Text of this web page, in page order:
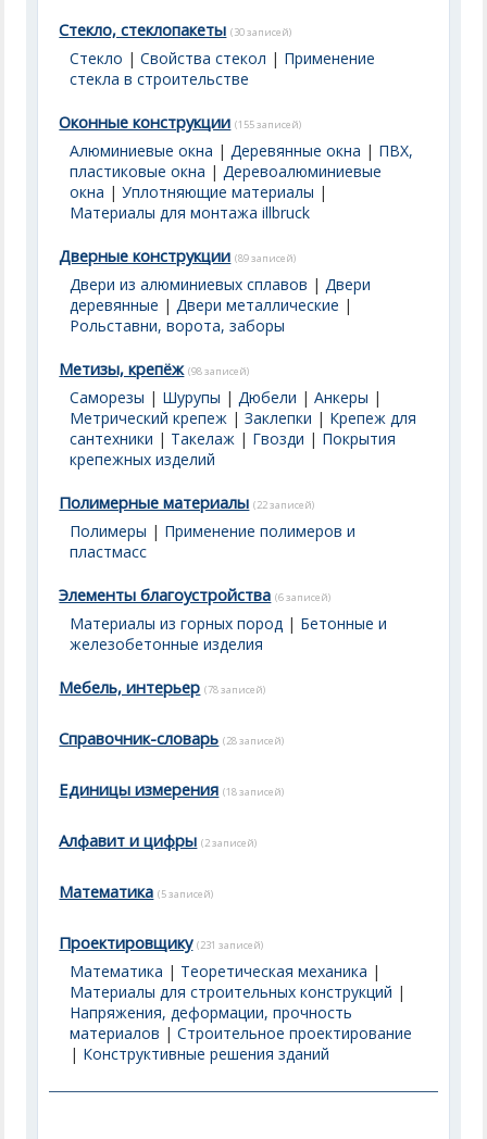
Стекло, стеклопакеты (30 записей)
Стекло |Свойства стекол | Применение
стекла в строительстве
Оконные конструкции (155 записей)
Алюминиевые окна |Деревянные окна | ПВХ,
пластиковые окна |Деревоалюминиевые
окна |Уплотняющие материалы |
Материалы для монтажа illbruck
Дверные конструкции (89 записей)
Двери из алюминиевых сплавов |Двери
деревянные |Двери металлические |
Рольставни, ворота, заборы
Метизы, крепёж (98 записей)
Саморезы | Шурупы |Дюбели |Анкеры |
Метрический крепеж |Заклепки | Крепеж для
сантехники | Такелаж | Гвозди | Покрытия
крепежных изделий
Полимерные материалы (22 записей)
Полимеры | Применение полимеров и
пластмасс
Элементы благоустройства (6 записей)
Материалы из горных пород | Бетонные и
железобетонные изделия
Мебель, интерьер (78 записей)
Справочник-словарь (28 записей)
Единицы измерения (18 записей)
Алфавит и цифры (2 записей)
Математика (5 записей)
Проектировщику (231 записей)
Математика | Теоретическая механика |
Материалы для строительных конструкций |
Напряжения, деформации, прочность
материалов |Строительное проектирование
| Конструктивные решения зданий